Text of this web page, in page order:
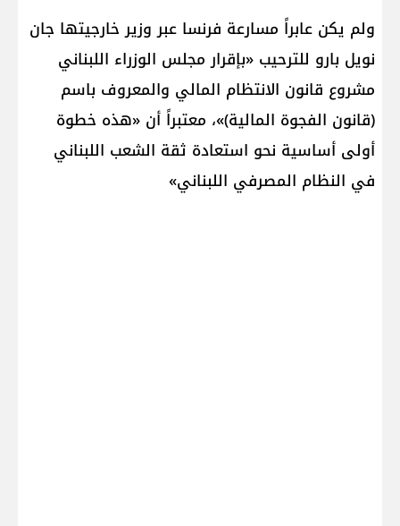
ولم يكن عابراً مسارعة فرنسا عبر وزير خارجيتها جان
نويل بارو للترحيب «بإقرار مجلس الوزراء اللبناني
مشروع قانون الانتظام المالي والمعروف باسم
(قانون الفجوة المالية)»، معتبراً أن «هذه خطوة
أولى أساسية نحو استعادة ثقة الشعب اللبناني
في النظام المصرفي اللبناني»